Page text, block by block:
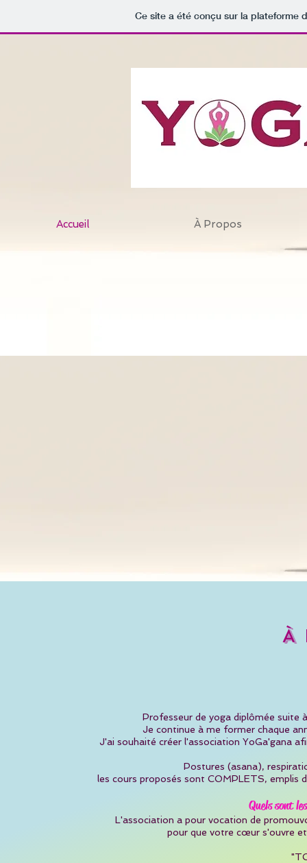
Ce site a été conçu sur la plateforme
Accueil À Propos
À
Professeur de yoga diplômée suite
Je continue à me former chaque
J'ai souhaité créer l'association YoGa'gana
Postures (asana),
les cours proposés sont COMPLETS, emplis
Quels sont
L'association a pour vocation de
pour que votre cœur s'ouvre